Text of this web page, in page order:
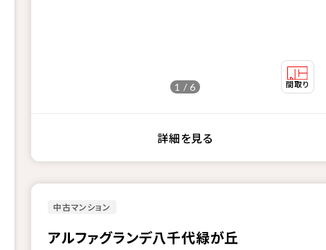
1 / 6
詳細を見る
中古マンション
アルファグランデ八千代緑が丘